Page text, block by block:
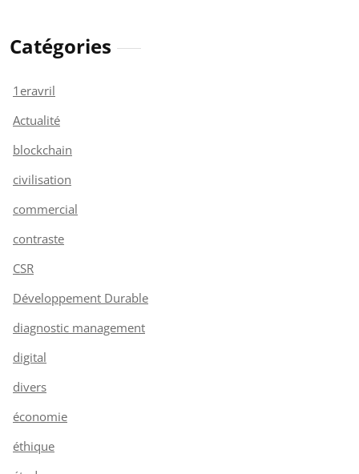
Catégories
1eravril
Actualité
blockchain
civilisation
commercial
contraste
CSR
Développement Durable
diagnostic management
digital
divers
économie
éthique